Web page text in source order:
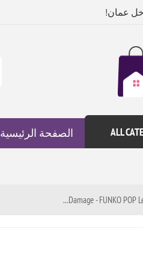
عمان!
ALL الصفحة الرئيسية
Damage - FUNKO POP